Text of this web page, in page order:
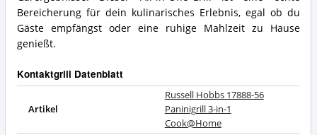
Bereicherung für dein kulinarisches Erlebnis, egal ob du
Gäste empfängst oder eine ruhige Mahlzeit zu Hause
genießt.
Kontaktgrill Datenblatt
Artikel
Russell Hobbs 17888-56
Paninigrill 3-in-1
Cook@Home